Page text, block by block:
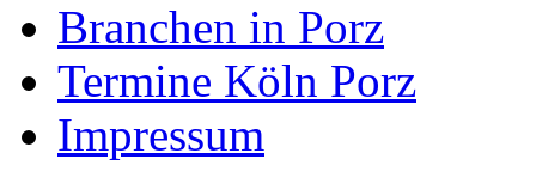
Branchen in Porz
Termine Köln Porz
Impressum